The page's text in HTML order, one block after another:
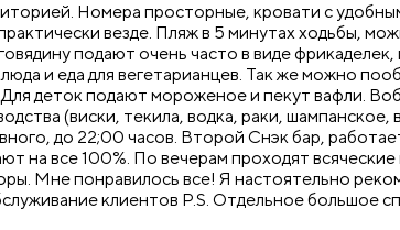
Номера просторные, кровати с
везде. Пляж в 5 минутах ходьбы,
подают очень часто в виде
и еда для вегетарианцев. Так же можно
деток подают мороженое и пекут вафли.
(виски, текила, водка, раки,
до 22;00 часов. Второй Снэк бар,
на все 100%. По вечерам проходят
Мне понравилось все! Я настоятельно
клиентов P.S. Отдельное большое